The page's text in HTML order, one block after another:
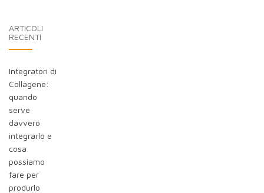
ARTICOLI
RECENTI
Integratori di
Collagene:
quando
serve
davvero
integrarlo e
cosa
possiamo
fare per
produrlo